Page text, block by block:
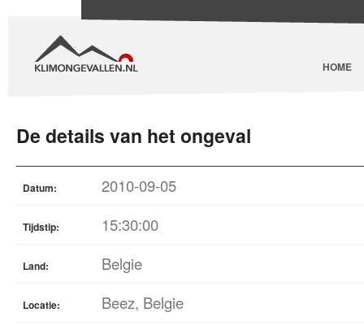
HOME
De details van het ongeval
Datum: 2010-09-05
Tijdstip: 15:30:00
Land: Belgie
Locatie: Beez, Belgie